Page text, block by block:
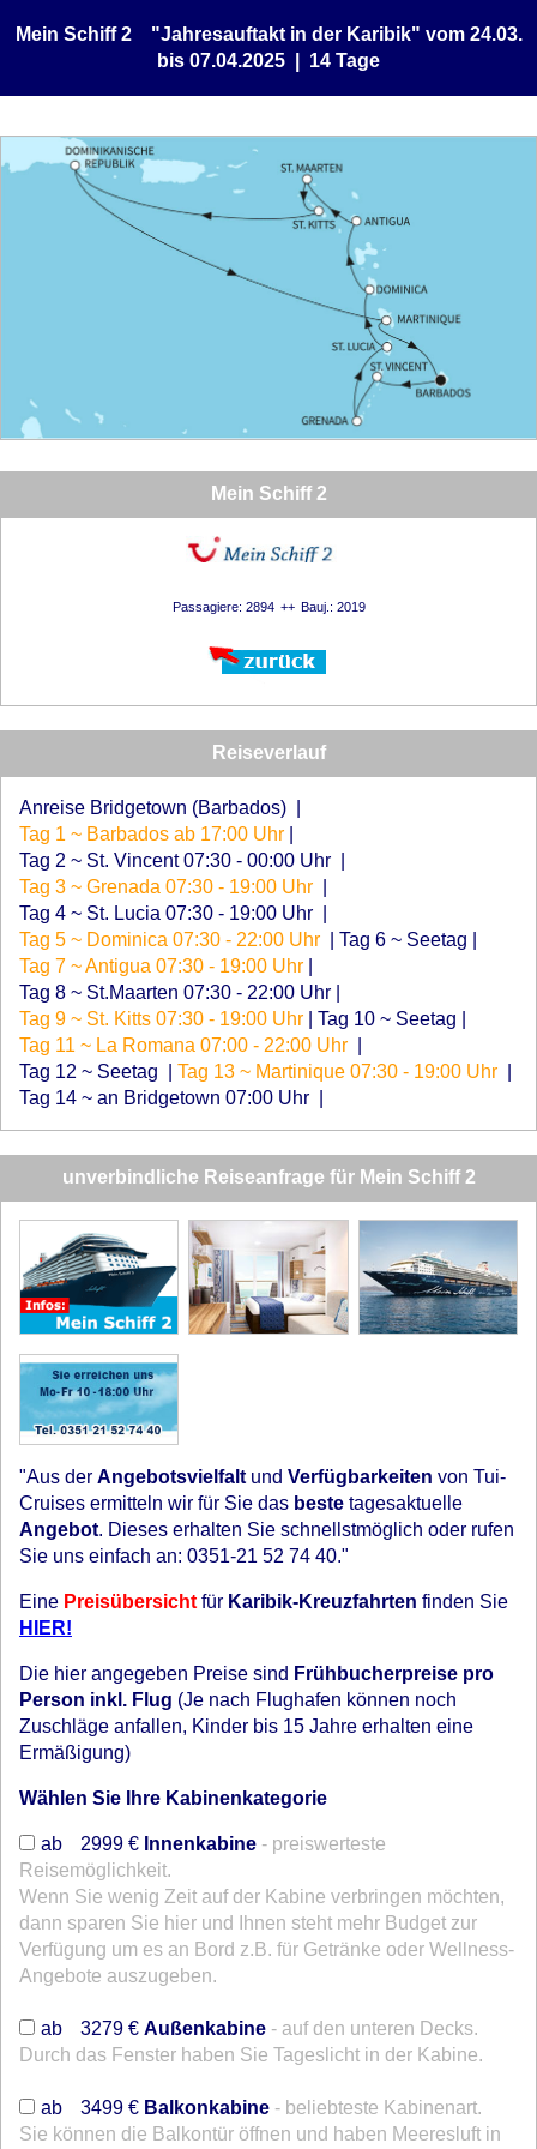
Mein Schiff 2 "Jahresauftakt in der Karibik" vom 24.03.
bis 07.04.2025 | 14 Tage
Mein Schiff 2
Passagiere: 2894 Bauj.: 2019
Reiseverlauf
Anreise Bridgetown (Barbados)
Tag 1 ~ Barbados ab 17:00 Uhr
Tag 2 ~ St. Vincent 07:30 - 00:00 Uhr
Tag 3 ~ Grenada 07:30 - 19:00 Uhr
Tag 4 ~ St. Lucia 07:30 - 19:00 Uhr
Tag 5 ~ Dominica 07:30 - 22:00 Uhr
Tag 6 ~ Seetag
Tag 7 ~ Antigua 07:30 - 19:00 Uhr
Tag 8 ~ St.Maarten 07:30 - 22:00 Uhr
Tag 9 ~ St. Kitts 07:30 - 19:00 Uhr
Tag 10 ~ Seetag
Tag 11 ~ La Romana 07:00 - 22:00 Uhr
Tag 12 ~ Seetag
Tag 13 ~ Martinique 07:30 - 19:00 Uhr
Tag 14 ~ an Bridgetown 07:00 Uhr
unverbindliche Reiseanfrage für Mein Schiff 2
"Aus der Angebotsvielfalt und Verfügbarkeiten von Tui-
Cruises ermitteln wir für Sie das beste tagesaktuelle
Angebot. Dieses erhalten Sie schnellstmöglich oder rufen
Sie uns einfach an: 0351-21 52 74 40."
Eine Preisübersicht für Karibik-Kreuzfahrten finden Sie
HIER!
Die hier angegeben Preise sind Frühbucherpreise pro
Person inkl. Flug (Je nach Flughafen können noch
Zuschläge anfallen, Kinder bis 15 Jahre erhalten eine
Ermäßigung)
Wählen Sie Ihre Kabinenkategorie
ab 2999 € Innenkabine - preiswerteste
Reisemöglichkeit.
Wenn Sie wenig Zeit auf der Kabine verbringen möchten,
dann sparen Sie hier und Ihnen steht mehr Budget zur
Verfügung um es an Bord z.B. für Getränke oder Wellness-
Angebote auszugeben.
ab
3279 € Außenkabine - auf den unteren Decks.
Durch das Fenster haben Sie Tageslicht in der Kabine.
ab
3499 € Balkonkabine - beliebteste Kabinenart.
Sie können die Balkontür öffnen und haben Meeresluft in